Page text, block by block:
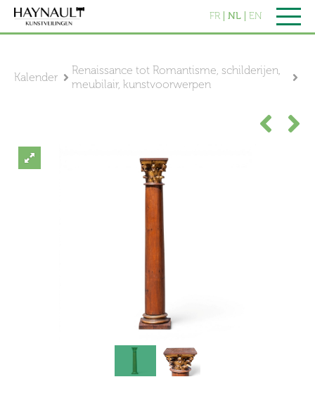
FR NL EN
Kalender
Renaissance tot Romantisme, schilderijen,
meubilair, kunstvoorwerpen